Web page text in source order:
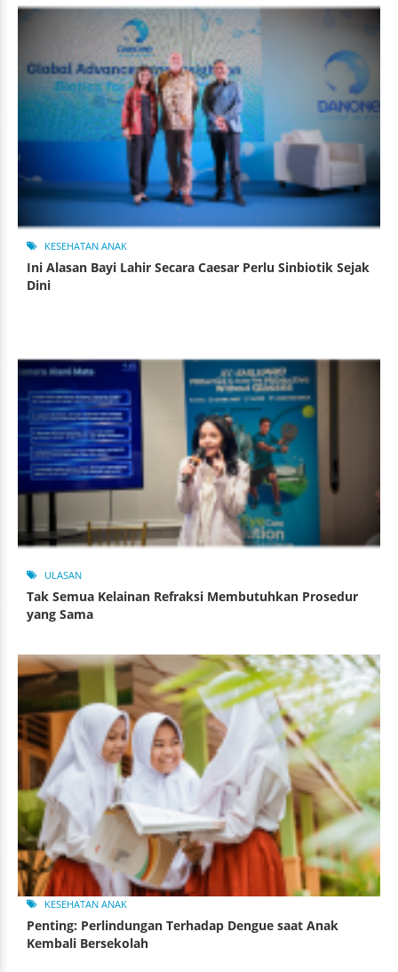
KESEHATAN ANAK
Ini Alasan Bayi Lahir Secara Caesar Perlu Sinbiotik Sejak
Dini
ULASAN
Tak Semua Kelainan Refraksi Membutuhkan Prosedur
yang Sama
KESEHATAN ANAK
Penting: Perlindungan Terhadap Dengue saat Anak
Kembali Bersekolah